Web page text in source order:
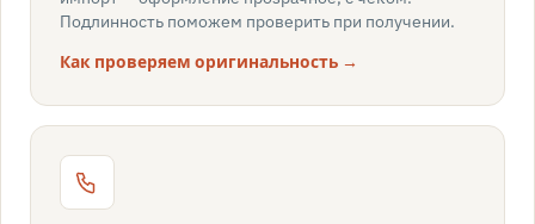
Подлинность поможем проверить при получении.
Как проверяем оригинальность →